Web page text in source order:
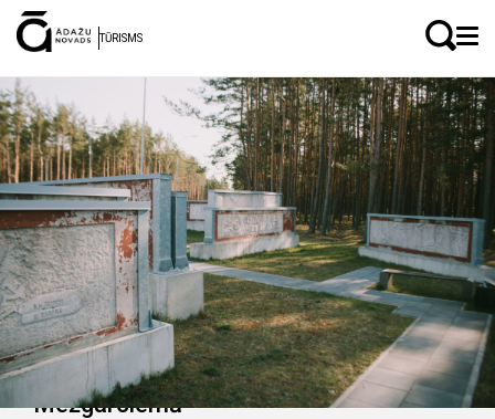
TŪRISMS
LV EN
Padomju militārās pilsētiņas drupas
Mežgarciemā